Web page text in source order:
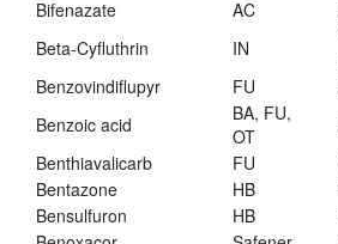
Bifenazate
AC
Beta-Cyfluthrin
IN
Benzovindiflupyr
FU
Benzoic acid
BA, FU,
OT
Benthiavalicarb
FU
Bentazone
HB
Bensulfuron
HB